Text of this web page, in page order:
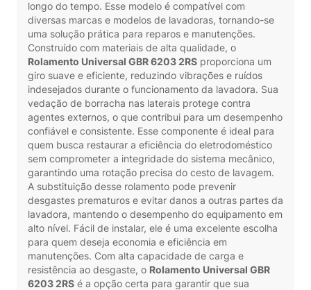
longo do tempo. Esse modelo é compatível com
diversas marcas e modelos de lavadoras, tornando-se
uma solução prática para reparos e manutenções.
Construído com materiais de alta qualidade, o
Rolamento Universal GBR 6203 2RS proporciona um
giro suave e eficiente, reduzindo vibrações e ruídos
indesejados durante o funcionamento da lavadora. Sua
vedação de borracha nas laterais protege contra
agentes externos, o que contribui para um desempenho
confiável e consistente. Esse componente é ideal para
quem busca restaurar a eficiência do eletrodoméstico
sem comprometer a integridade do sistema mecânico,
garantindo uma rotação precisa do cesto de lavagem.
A substituição desse rolamento pode prevenir
desgastes prematuros e evitar danos a outras partes da
lavadora, mantendo o desempenho do equipamento em
alto nível. Fácil de instalar, ele é uma excelente escolha
para quem deseja economia e eficiência em
manutenções. Com alta capacidade de carga e
resistência ao desgaste, o Rolamento Universal GBR
6203 2RS é a opção certa para garantir que sua